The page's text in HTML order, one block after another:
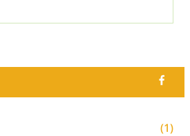
(1)